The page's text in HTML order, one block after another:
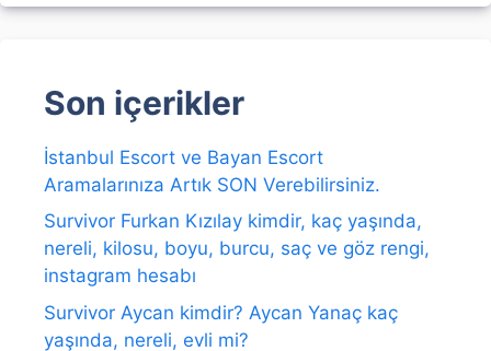
Son içerikler
İstanbul Escort ve Bayan Escort
Aramalarınıza Artık SON Verebilirsiniz.
Survivor Furkan Kızılay kimdir, kaç yaşında,
nereli, kilosu, boyu, burcu, saç ve göz rengi,
instagram hesabı
Survivor Aycan kimdir? Aycan Yanaç kaç
yaşında, nereli, evli mi?